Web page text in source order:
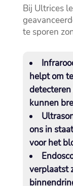
Bij Ultrices
te sporen
helpt om
kunnen
ons in
voor het
verplaatst